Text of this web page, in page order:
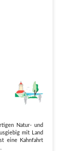
Natur- und
mit Land
eine Kahnfahrt